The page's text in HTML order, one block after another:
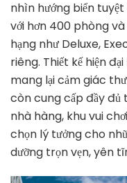
nhìn hướng biển
với hơn 400 phòng
hạng như Deluxe,
riêng. Thiết kế hiện
mang lại cảm giác
còn cung cấp đầy đủ
nhà hàng, khu vui
chọn lý tưởng cho
dưỡng trọn vẹn, yên